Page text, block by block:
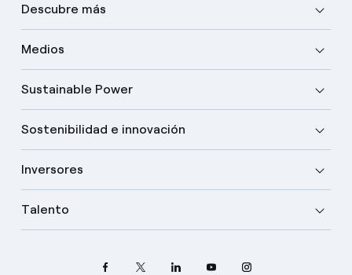
Descubre más
Medios
Sustainable Power
Sostenibilidad e innovación
Inversores
Talento